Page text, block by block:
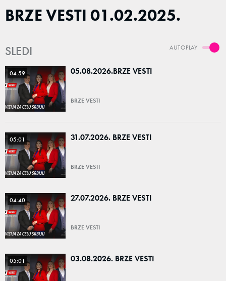
BRZE VESTI 01.02.2025.
AUTOPLAY
SLEDI
04:59 05.08.2026.BRZE VESTI
BRZE VESTI
05:01 31.07.2026. BRZE VESTI
BRZE VESTI
04:40 27.07.2026. BRZE VESTI
BRZE VESTI
05:01 03.08.2026. BRZE VESTI